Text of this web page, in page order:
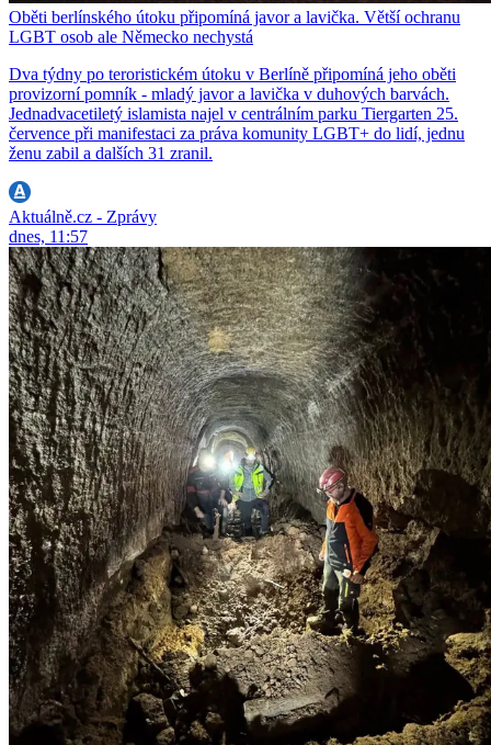
Oběti berlínského útoku připomíná javor a lavička. Větší ochranu
LGBT osob ale Německo nechystá
Dva týdny po teroristickém útoku v Berlíně připomíná jeho oběti
provizorní pomník - mladý javor a lavička v duhových barvách.
Jednadvacetiletý islamista najel v centrálním parku Tiergarten 25.
července při manifestaci za práva komunity LGBT+ do lidí, jednu
ženu zabil a dalších 31 zranil.
Aktuálně.cz - Zprávy
dnes, 11:57